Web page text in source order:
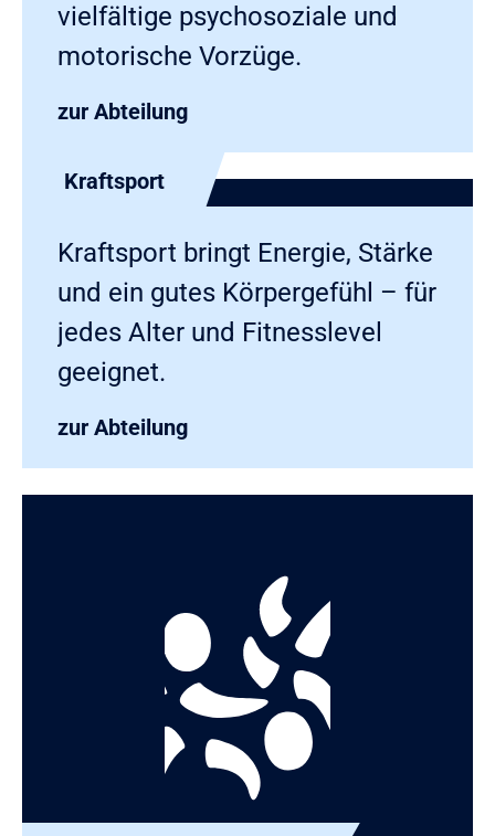
vielfältige psychosoziale und
motorische Vorzüge.
zur Abteilung
Kraftsport
Kraftsport bringt Energie, Stärke
und ein gutes Körpergefühl – für
jedes Alter und Fitnesslevel
geeignet.
zur Abteilung